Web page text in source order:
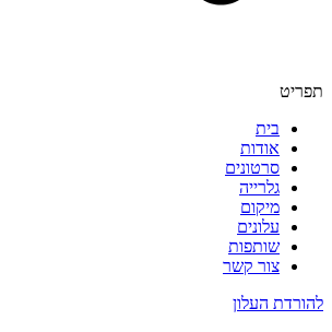
תפריט
בית
אודות
סרטונים
גלרייה
מיקום
עלונים
שותפות
צור קשר
להורדת העלון